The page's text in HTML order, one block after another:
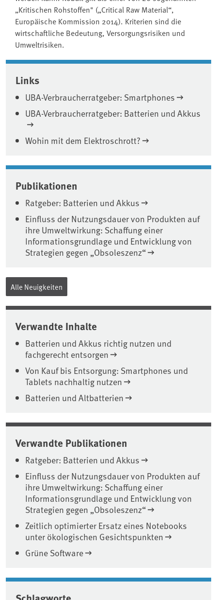
„Kritischen Rohstoffen" („Critical Raw Material“,
Europäische Kommission 2014). Kriterien sind die
wirtschaftliche Bedeutung, Versorgungsrisiken und
Umweltrisiken.
Associated content
Links
UBA-Verbraucherratgeber: Smartphones
UBA-Verbraucherratgeber: Batterien und Akkus
Wohin mit dem Elektroschrott?
Publikationen
Ratgeber: Batterien und Akkus
Einfluss der Nutzungsdauer von Produkten auf
ihre Umweltwirkung: Schaffung einer
Informationsgrundlage und Entwicklung von
Strategien gegen „Obsoleszenz“
Alle Neuigkeiten
Verwandte Inhalte
Batterien und Akkus richtig nutzen und
fachgerecht entsorgen
Von Kauf bis Entsorgung: Smartphones und
Tablets nachhaltig nutzen
Batterien und Altbatterien
Verwandte Publikationen
Ratgeber: Batterien und Akkus
Einfluss der Nutzungsdauer von Produkten auf
ihre Umweltwirkung: Schaffung einer
Informationsgrundlage und Entwicklung von
Strategien gegen „Obsoleszenz“
Zeitlich optimierter Ersatz eines Notebooks
unter ökologischen Gesichtspunkten
Grüne Software